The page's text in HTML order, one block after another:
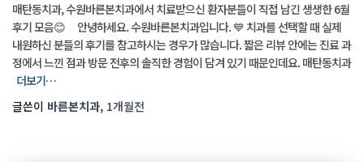
매탄동치과, 수원바른본치과에서 치료받으신 환자분들이 직접 남긴 생생한 6월
후기 모음😊 안녕하세요. 수원바른본치과입니다. 💙 치과를 선택할 때 실제
내원하신 분들의 후기를 참고하시는 경우가 많습니다. 짧은 리뷰 안에는 진료 과
정에서 느낀 점과 방문 전후의 솔직한 경험이 담겨 있기 때문인데요. 매탄동치과
더보기…
글쓴이 바른본치과, 1개월전